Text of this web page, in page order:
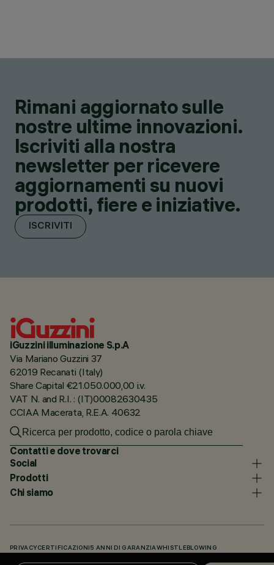
Rimani aggiornato sulle
nostre ultime innovazioni.
Iscriviti alla nostra
newsletter per ricevere
aggiornamenti su nuovi
prodotti, fiere e iniziative.
ISCRIVITI
iGuzzini illuminazione S.p.A
Via Mariano Guzzini 37
62019 Recanati (Italy)
Share Capital €21.050.000,00 i.v.
VAT N. and R.I. : (IT)00082630435
CCIAA Macerata, R.E.A. 40632
Contatti e dove trovarci
Social
Prodotti
Chi siamo
PRIVACY CERTIFICAZIONI 5 ANNI DI GARANZIAWHISTLEBLOWING